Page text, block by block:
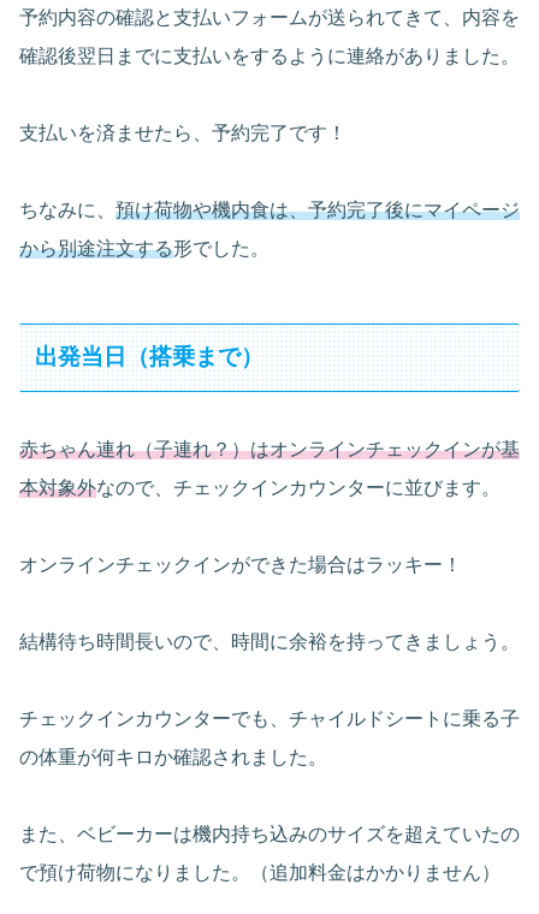
予約内容の確認と支払いフォームが送られてきて、内容を
確認後翌日までに支払いをするように連絡がありました。
支払いを済ませたら、予約完了です！
ちなみに、 預け荷物や機内食は、予約完了後にマイページ
から別途注文する形でした。
出発当日（搭乗まで）
赤ちゃん連れ（子連れ？）はオンラインチェックインが基
本対象外なので、チェックインカウンターに並びます。
オンラインチェックインができた場合はラッキー！
結構待ち時間長いので、時間に余裕を持ってきましょう。
チェックインカウンターでも、チャイルドシートに乗る子
の体重が何キロか確認されました。
また、ベビーカーは機内持ち込みのサイズを超えていたの
で預け荷物になりました。（追加料金はかかりません）